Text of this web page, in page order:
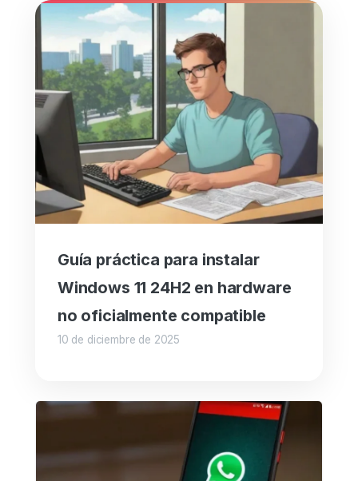
Guía práctica para instalar
Windows 11 24H2 en hardware
no oficialmente compatible
10 de diciembre de 2025